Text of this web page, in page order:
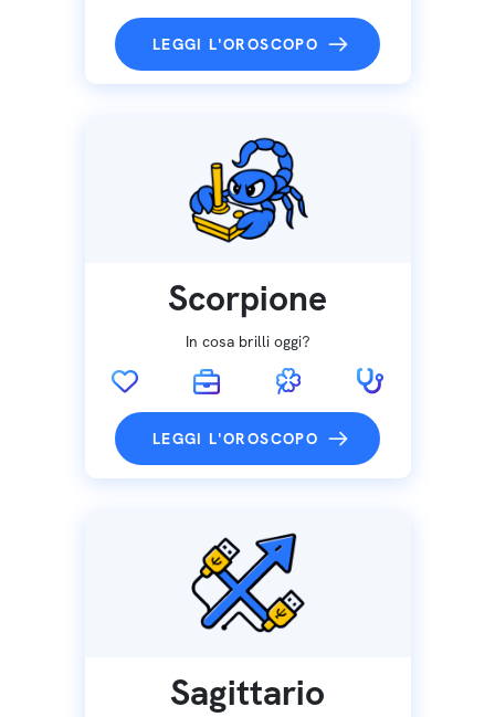
LEGGI L'OROSCOPO
Scorpione
In cosa brilli oggi?
LEGGI L'OROSCOPO
Sagittario